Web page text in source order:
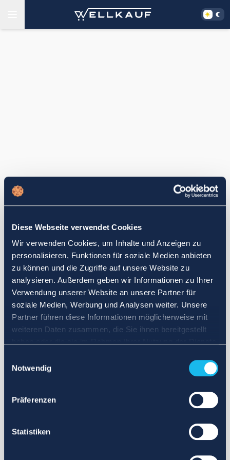
Diese Webseite verwendet Cookies
Wir verwenden Cookies, um Inhalte und Anzeigen zu
personalisieren, Funktionen für soziale Medien anbieten
zu können und die Zugriffe auf unsere Website zu
analysieren. Außerdem geben wir Informationen zu Ihrer
Verwendung unserer Website an unsere Partner für
soziale Medien, Werbung und Analysen weiter. Unsere
Partner führen diese Informationen möglicherweise mit
weiteren Daten zusammen, die Sie ihnen bereitgestellt
Notwendig
Präferenzen
Statistiken